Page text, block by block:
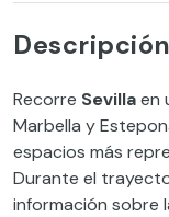
Descripción
Recorre Sevillaen
Marbella y
espacios más
Durante el
información sobre